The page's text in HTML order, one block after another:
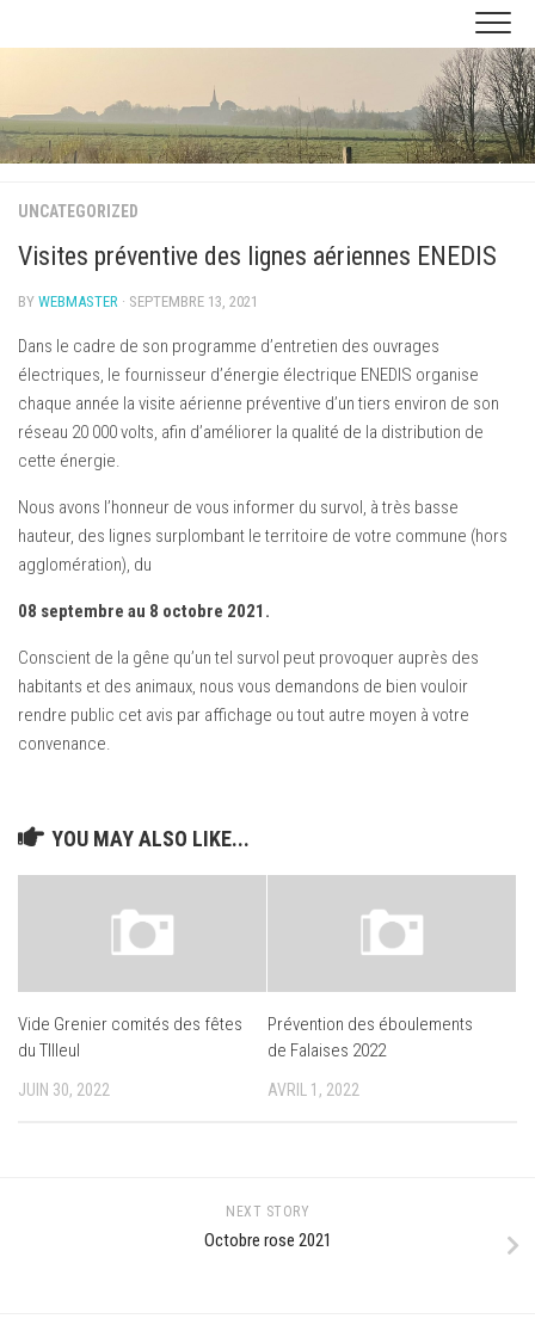
UNCATEGORIZED
Visites préventive des lignes aériennes ENEDIS
BY WEBMASTER · SEPTEMBRE 13, 2021
Dans le cadre de son programme d’entretien des ouvrages
électriques, le fournisseur d’énergie électrique ENEDIS organise
chaque année la visite aérienne préventive d’un tiers environ de son
réseau 20 000 volts, afin d’améliorer la qualité de la distribution de
cette énergie.
Nous avons l’honneur de vous informer du survol, à très basse
hauteur, des lignes surplombant le territoire de votre commune (hors
agglomération), du
08 septembre au 8 octobre 2021.
Conscient de la gêne qu’un tel survol peut provoquer auprès des
habitants et des animaux, nous vous demandons de bien vouloir
rendre public cet avis par affichage ou tout autre moyen à votre
convenance.
YOU MAY ALSO LIKE...
Vide Grenier comités des fêtes
du TIlleul
JUIN 30, 2022
Prévention des éboulements
de Falaises 2022
AVRIL 1, 2022
NEXT STORY
Octobre rose 2021